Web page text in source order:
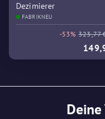
Dezimierer
FABRIKNEU
-53% 323,77